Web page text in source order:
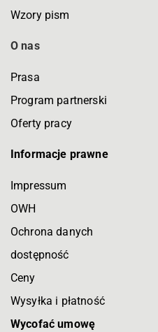
Wzory pism
O nas
Prasa
Program partnerski
Oferty pracy
Informacje prawne
Impressum
OWH
Ochrona danych
dostępność
Ceny
Wysyłka i płatność
Wycofać umowę